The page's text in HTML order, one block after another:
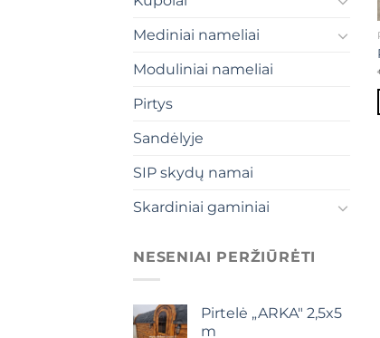
Mediniai nameliai
Moduliniai nameliai
Pirtys
Sandėlyje
SIP skydų namai
Skardiniai gaminiai
NESENIAI PERŽIŪRĖTI
Pirtelė „ARKA" 2,5x5
m